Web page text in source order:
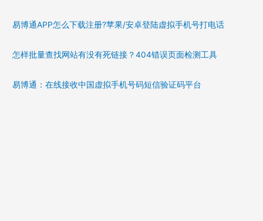
易博通APP怎么下载注册?苹果/安卓登陆虚拟手机号打电话
怎样批量查找网站有没有死链接？404错误页面检测工具
易博通：在线接收中国虚拟手机号码短信验证码平台